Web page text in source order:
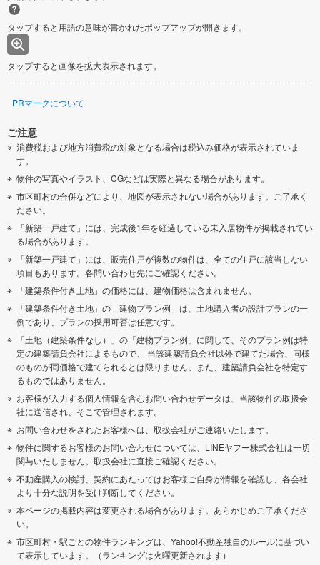
タップすると用語の意味が書かれたポップアップが開きます。
タップすると画像を拡大表示されます。
PRマークについて
ご注意
消費税および地方消費税の対象となる場合は税込み価格が表示されていま
す。
物件の写真やイラスト、CGなどは実際と異なる場合があります。
市区町村の合併などにより、地図が表示されない場合があります。ご了承く
ださい。
「新築一戸建て」には、完成後1年を経過している未入居物件が掲載されてい
る場合があります。
「新築一戸建て」には、販売住戸が複数の物件は、全ての住戸に該当しない
項目もあります。各問い合わせ先にご確認ください。
「建築条件付き土地」の価格には、建物価格は含まれません。
「建築条件付き土地」の「建物プラン例」は、土地購入者の設計プランの一
例であり、プランの採用可否は任意です。
「土地（建築条件なし）」の「建物プラン例」に関して、そのプラン例は特
定の建築請負会社によるもので、 当該建築請負会社以外で建てた場合、同様
のものが同価格で建てられるとは限りません。また、建築請負会社を特定す
るものではありません。
お客様が入力する個人情報を含むお問い合わせデータは、当該物件の取扱会
社に送信され、そこで管理されます。
お問い合わせをされたお客様へは、取扱会社がご連絡いたします。
物件に関するお客様のお問い合わせについては、LINEヤフー株式会社は一切
関与いたしません。取扱会社に直接ご確認ください。
不動産購入の検討、契約にあたってはお客様ご自身が情報を確認し、各会社
より十分な説明を受け判断してください。
本ページの掲載内容は変更される場合があります。あらかじめご了承くださ
い。
市区町村・駅ごとの物件ランキングは、Yahoo!不動産独自のルールに基づい
て表示しています。（ランキングは火曜更新されます）